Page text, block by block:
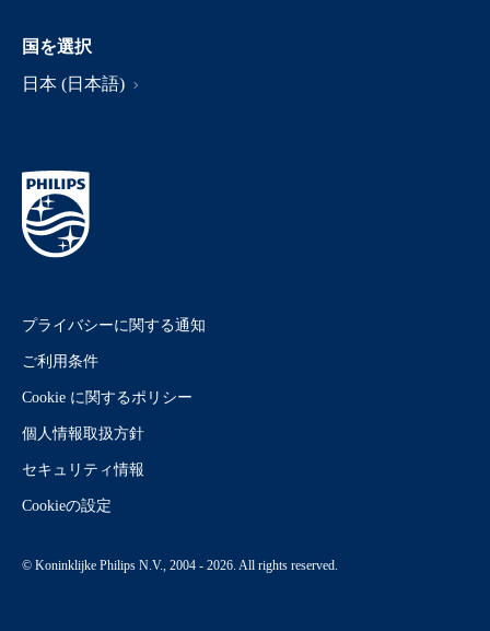
国を選択
日本 (日本語)
プライバシーに関する通知
ご利用条件
Cookie に関するポリシー
個人情報取扱方針
セキュリティ情報
Cookieの設定
© Koninklijke Philips N.V., 2004 - 2026. All rights reserved.